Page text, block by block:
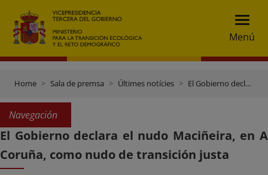
Menú
Home Sala de premsa Últimes notícies El Gobierno declara el nudo Maciñeira, en A Coruña, como nudo de transición justa
Navegación
El Gobierno declara el nudo Maciñeira, en A
Coruña, como nudo de transición justa